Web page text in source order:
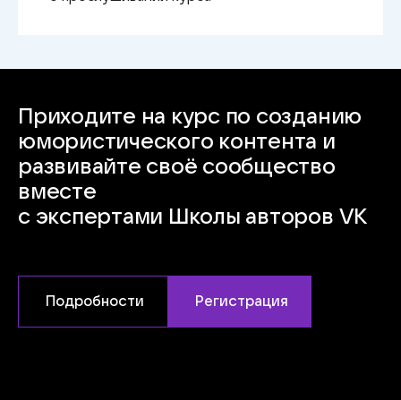
Приходите на курс по созданию
юмористического контента и
развивайте своё сообщество
вместе
с экспертами Школы авторов VK
Подробности Регистрация